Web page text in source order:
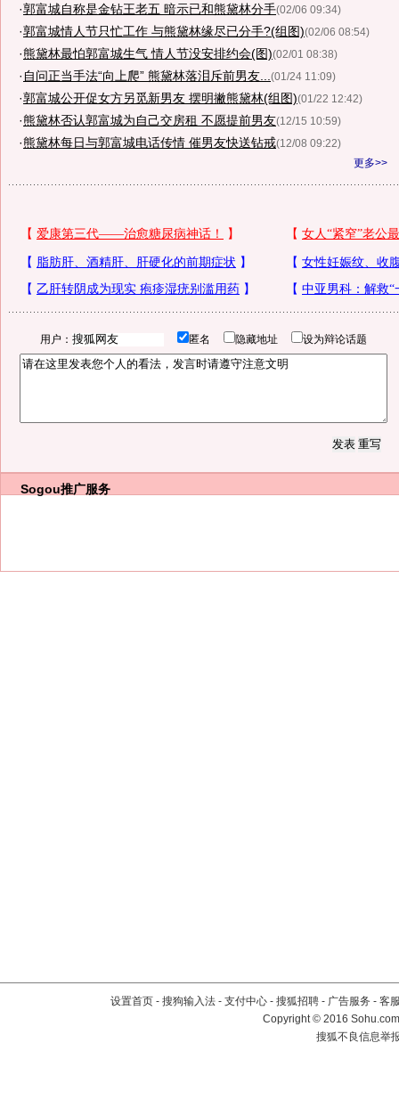
·郭富城自称是金钻王老五 暗示已和熊黛林分手(02/06 09:34)
·郭富城情人节只忙工作 与熊黛林缘尽已分手?(组图)(02/06 08:54)
·熊黛林最怕郭富城生气 情人节没安排约会(图)(02/01 08:38)
· 自问正当手法“向上爬” 熊黛林落泪斥前男友... (01/24 11:09)
·郭富城公开促女方另觅新男友 摆明撇熊黛林(组图)(01/22 12:42)
·熊黛林否认郭富城为自己交房租 不愿提前男友(12/15 10:59)
·熊黛林每日与郭富城电话传情 催男友快送钻戒(12/08 09:22)
更多>>
用户： 匿名 隐藏地址 设为辩论话题
Sogou推广服务
设置首页 - 搜狗输入法 - 支付中心 - 搜狐招聘 - 广告服务 - 客
Copyright©2016
搜狐不良信息举